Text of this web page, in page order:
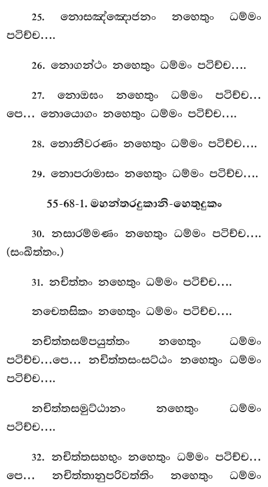
25. නොසඤ්ඤොජනං නහෙතුං ධම්මං
පටිච්ච….
26. නොගන්ථං නහෙතුං ධම්මං පටිච්ච….
27. නොඔඝං නහෙතුං ධම්මං පටිච්ච…
පෙ… නොයොගං නහෙතුං ධම්මං පටිච්ච….
28. නොනීවරණං නහෙතුං ධම්මං පටිච්ච….
29. නොපරාමාසං නහෙතුං ධම්මං පටිච්ච….
55-68-1. මහන්තරදුකානි-හෙතුදුකං
30. නසාරම්මණං නහෙතුං ධම්මං පටිච්ච….
(සංඛිත්තං.)
31. නචිත්තං නහෙතුං ධම්මං පටිච්ච….
නචෙතසිකං නහෙතුං ධම්මං පටිච්ච….
නචිත්තසම්පයුත්තං නහෙතුං ධම්මං
පටිච්ච…පෙ… නචිත්තසංසට්ඨං නහෙතුං ධම්මං
පටිච්ච….
නචිත්තසමුට්ඨානං නහෙතුං ධම්මං
පටිච්ච….
32. නචිත්තසහභුං නහෙතුං ධම්මං පටිච්ච…
පෙ… නචිත්තානුපරිවත්තිං නහෙතුං ධම්මං